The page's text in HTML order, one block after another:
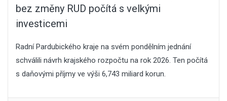
bez změny RUD počítá s velkými
investicemi
Radní Pardubického kraje na svém pondělním jednání
schválili návrh krajského rozpočtu na rok 2026. Ten počítá
s daňovými příjmy ve výši 6,743 miliard korun.